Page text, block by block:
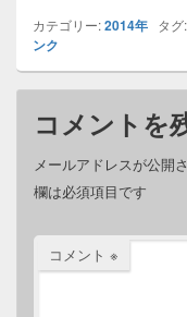
カテゴリー:2014年 タグ:
ンク
コメントを
メールアドレスが公開
欄は必須項目です
コメント ※